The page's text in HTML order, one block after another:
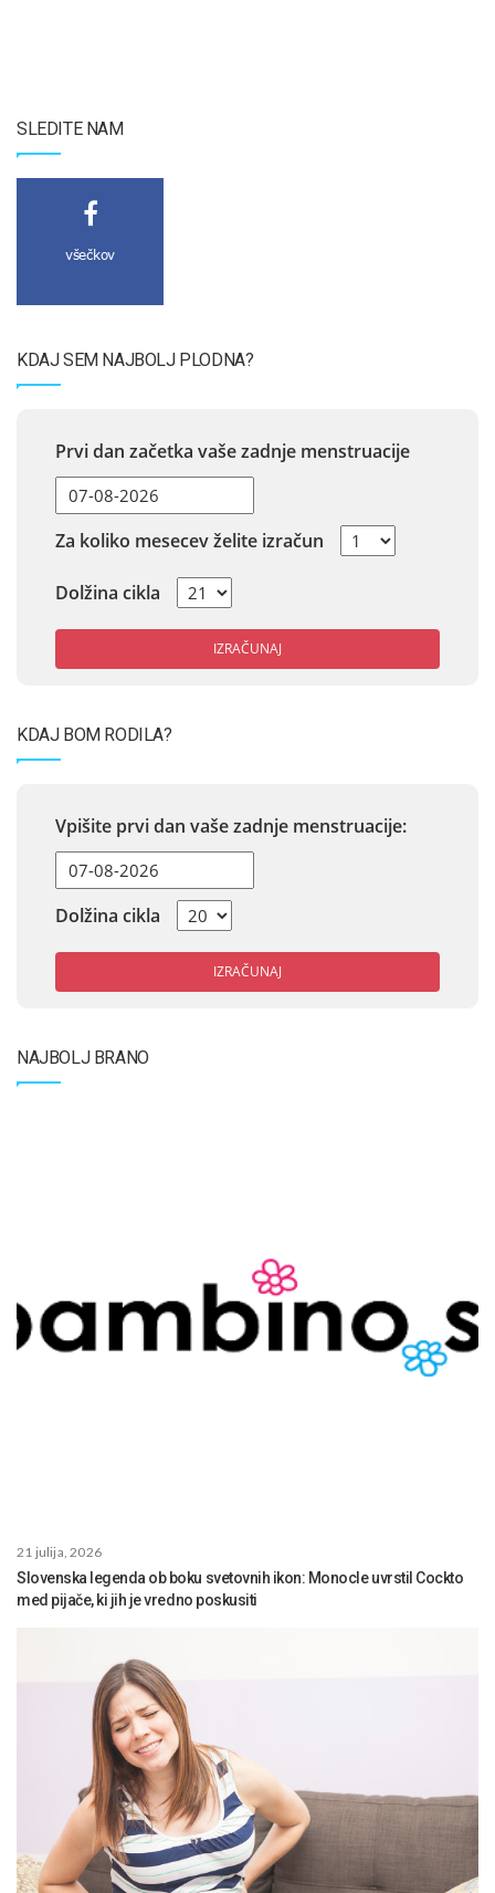
SLEDITE NAM
všečkov
KDAJ SEM NAJBOLJ PLODNA?
Prvi dan začetka vaše zadnje menstruacije
Za koliko mesecev želite izračun
Dolžina cikla
IZRAČUNAJ
KDAJ BOM RODILA?
Vpišite prvi dan vaše zadnje menstruacije:
Dolžina cikla
IZRAČUNAJ
NAJBOLJ BRANO
21 julija, 2026
Slovenska legenda ob boku svetovnih ikon: Monocle uvrstil Cockto
med pijače, ki jih je vredno poskusiti